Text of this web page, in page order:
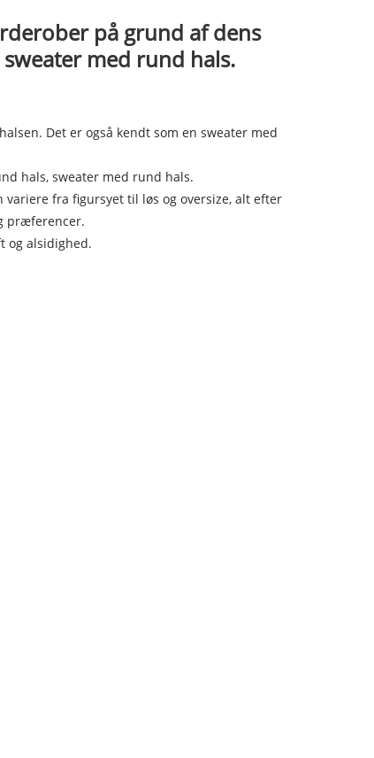
på grund af dens
med rund hals.
Det er også kendt som en sweater med
hals, sweater med rund hals.
fra figursyet til løs og oversize, alt efter
præferencer.
og alsidighed.